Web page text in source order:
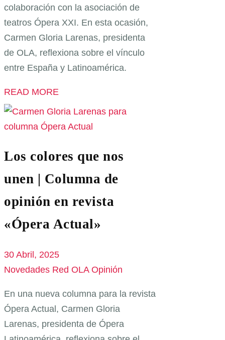
colaboración con la asociación de
teatros Ópera XXI. En esta ocasión,
Carmen Gloria Larenas, presidenta
de OLA, reflexiona sobre el vínculo
entre España y Latinoamérica.
READ MORE
Los colores que nos
unen | Columna de
opinión en revista
«Ópera Actual»
30 Abril, 2025
Novedades Red OLA Opinión
En una nueva columna para la revista
Ópera Actual, Carmen Gloria
Larenas, presidenta de Ópera